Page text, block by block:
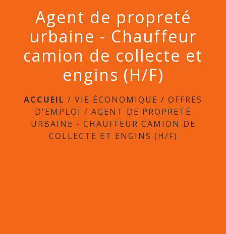
Agent de propreté
urbaine - Chauffeur
camion de collecte et
engins (H/F)
ACCUEIL / VIE ÉCONOMIQUE / OFFRES
D'EMPLOI / AGENT DE PROPRETÉ
URBAINE - CHAUFFEUR CAMION DE
COLLECTE ET ENGINS (H/F)